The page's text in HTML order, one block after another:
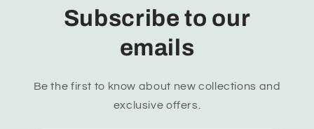
Subscribe to our
emails
Be the first to know about new collections and
exclusive offers.